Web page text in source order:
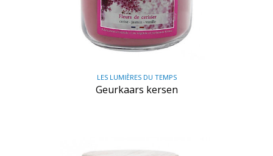
LES LUMIÈRES DU TEMPS
Geurkaars kersen